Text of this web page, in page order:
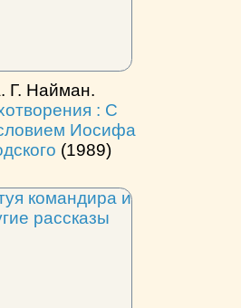
Г. Найман.
: С
Иосифа
(1989)